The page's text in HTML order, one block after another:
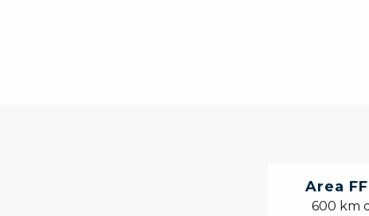
Area
600 km